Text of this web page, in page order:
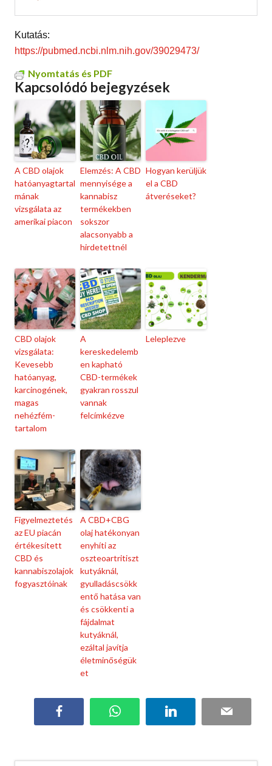
Kutatás:
https://pubmed.ncbi.nlm.nih.gov/39029473/
Nyomtatás és PDF
Kapcsolódó bejegyzések
A CBD olajok
hatóanyagtartal
mának
vizsgálata az
amerikai piacon
Elemzés: A CBD
mennyisége a
kannabisz
termékekben
sokszor
alacsonyabb a
hirdetettnél
Hogyan kerüljük
el a CBD
átveréseket?
CBD olajok
vizsgálata:
Kevesebb
hatóanyag,
karcinogének,
magas
nehézfém-
tartalom
A
kereskedelemb
en kapható
CBD-termékek
gyakran rosszul
vannak
felcímkézve
Leleplezve
Figyelmeztetés
az EU piacán
értékesített
CBD és
kannabiszolajok
fogyasztóinak
A CBD+CBG
olaj hatékonyan
enyhíti az
oszteoartritiszt
kutyáknál,
gyulladáscsökk
entő hatása van
és csökkenti a
fájdalmat
kutyáknál,
ezáltal javítja
életminőségük
et
WhatsApp LinkedIn Email